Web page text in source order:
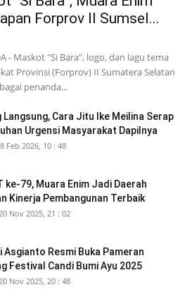
Forprov II Sumsel...
- Maskot "Si Bara", logo, dan lagu tema
Provinsi (Forprov) II Sumatera Selatan
penanda...
Langsung, Cara Jitu Ike Meilina Serap
Urgensi Masyarakat Dapilnya
Feb 2026, 10 : 48
ke-79, Muara Enim Jadi Daerah
Kinerja Pembangunan Terbaik
Nov 2025, 21 : 02
Asgianto Resmi Buka Pameran
Festival Candi Bumi Ayu 2025
Nov 2025, 20 : 48